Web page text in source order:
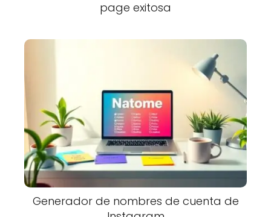
page exitosa
Generador de nombres de cuenta de